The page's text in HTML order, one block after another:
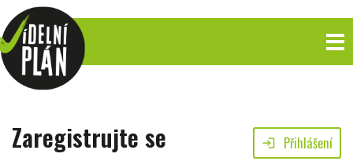
Zaregistrujte se login Přihlášení